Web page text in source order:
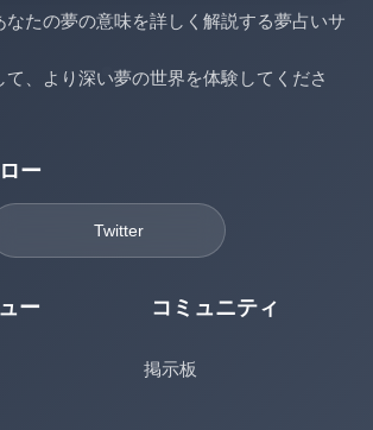
なたの夢の意味を詳しく解説する夢占いサ
、より深い夢の世界を体験してくださ
ー
Twitter
ー コミュニティ
掲示板